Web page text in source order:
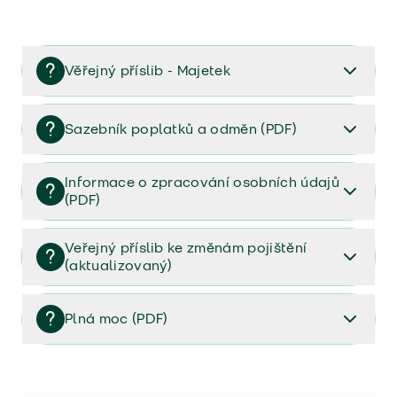
Věřejný příslib - Majetek
Věřejný příslib majetek 2023
Sazebník poplatků a odměn (PDF)
Sazebník poplatků a odměn (PDF)
Informace o zpracování osobních údajů
(PDF)
Informace o zpracování osobních údajů (PDF)
Veřejný příslib ke změnám pojištění
(aktualizovaný)
Veřejný příslib ke změnám pojištění (aktualizovaný)
Plná moc (PDF)